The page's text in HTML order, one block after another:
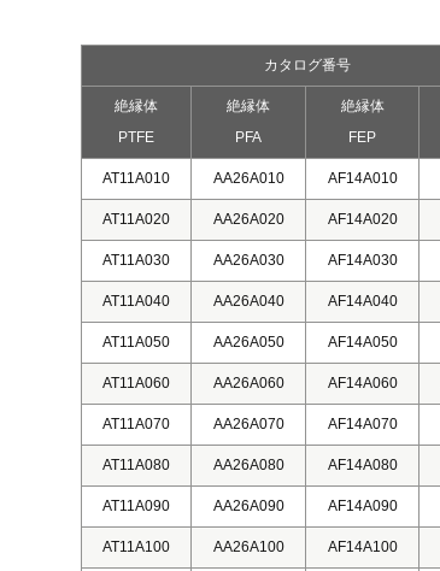
カタログ番号
絶縁体
PTFE
絶縁体
PFA
絶縁体
FEP
AT11A010 AA26A010 AF14A010
AT11A020 AA26A020 AF14A020
AT11A030 AA26A030 AF14A030
AT11A040 AA26A040 AF14A040
AT11A050 AA26A050 AF14A050
AT11A060 AA26A060 AF14A060
AT11A070 AA26A070 AF14A070
AT11A080 AA26A080 AF14A080
AT11A090 AA26A090 AF14A090
AT11A100 AA26A100 AF14A100